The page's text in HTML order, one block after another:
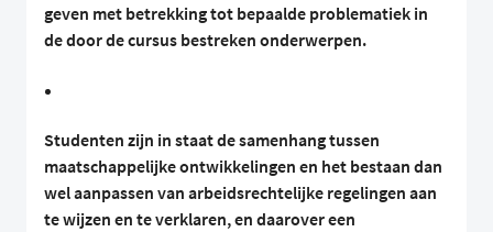
geven met betrekking tot bepaalde problematiek in
de door de cursus bestreken onderwerpen.
Studenten zijn in staat de samenhang tussen
maatschappelijke ontwikkelingen en het bestaan dan
wel aanpassen van arbeidsrechtelijke regelingen aan
te wijzen en te verklaren, en daarover een